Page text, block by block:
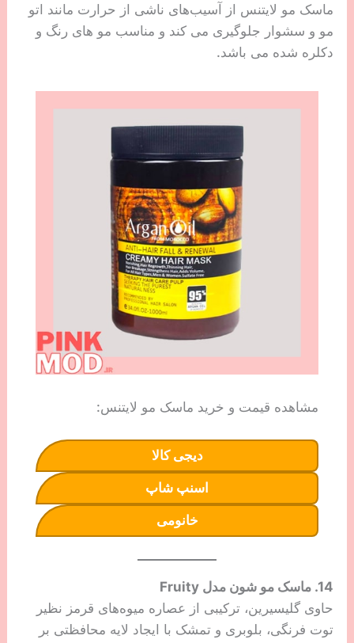
ماسک مو لایتنس از آسیب‌های ناشی از حرارت مانند اتو
مو و سشوار جلوگیری می کند و مناسب مو های رنگ و
دکلره شده می باشد.
مشاهده قیمت و خرید ماسک مو لایتنس:
دیجی کالا
اسنپ شاپ
خانومی
14. ماسک مو شون مدل Fruity
حاوی گلیسیرین، ترکیبی از عصاره میوه‌های قرمز نظیر
توت فرنگی، بلوبری و تمشک با ایجاد لایه محافظتی بر